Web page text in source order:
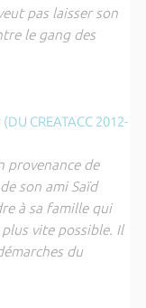
pas laisser son
le gang des
CREATACC 2012-
provenance de
son ami Saïd
à sa famille qui
vite possible. Il
du